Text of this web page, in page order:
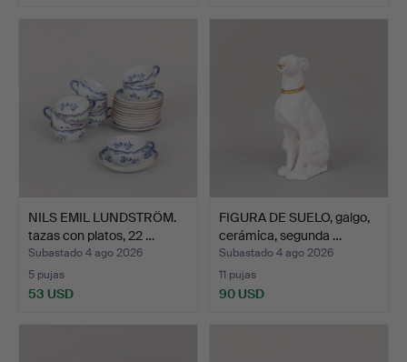
NILS EMIL LUNDSTRÖM.
tazas con platos, 22 …
Subastado 4 ago 2026
5 pujas
53 USD
FIGURA DE SUELO, galgo,
cerámica, segunda …
Subastado 4 ago 2026
11 pujas
90 USD